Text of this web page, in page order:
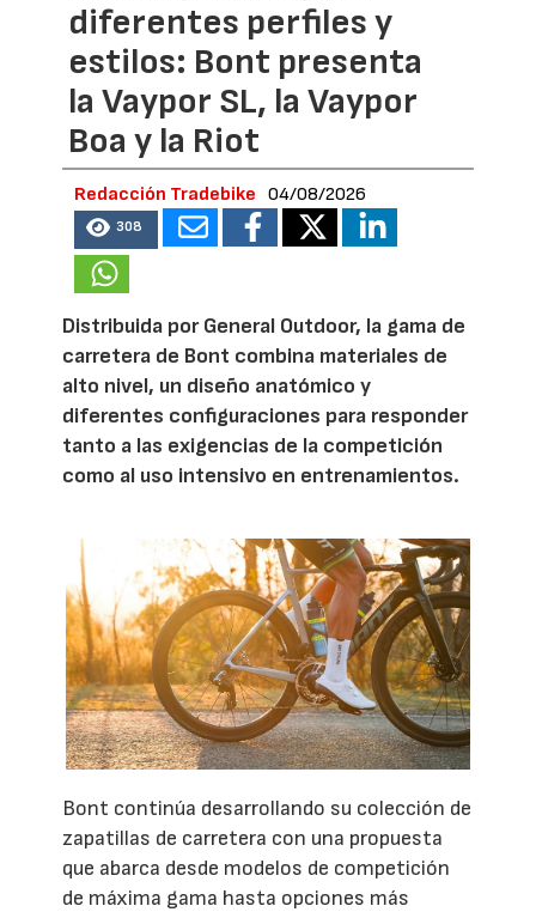
diferentes perfiles y
estilos: Bont presenta
la Vaypor SL, la Vaypor
Boa y la Riot
Redacción Tradebike 04/08/2026
308
Distribuida por General Outdoor, la gama de
carretera de Bont combina materiales de
alto nivel, un diseño anatómico y
diferentes configuraciones para responder
tanto a las exigencias de la competición
como al uso intensivo en entrenamientos.
Bont continúa desarrollando su colección de
zapatillas de carretera con una propuesta
que abarca desde modelos de competición
de máxima gama hasta opciones más